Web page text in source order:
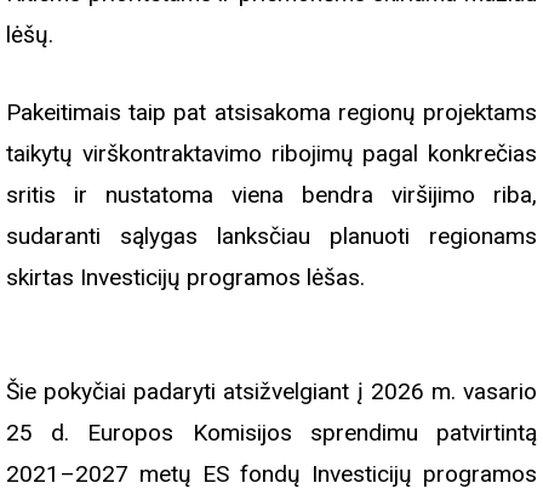
lėšų.
Pakeitimais taip pat atsisakoma regionų projektams
taikytų virškontraktavimo ribojimų pagal konkrečias
sritis ir nustatoma viena bendra viršijimo riba,
sudaranti sąlygas lanksčiau planuoti regionams
skirtas Investicijų programos lėšas.
Šie pokyčiai padaryti atsižvelgiant į 2026 m. vasario
25 d. Europos Komisijos sprendimu patvirtintą
2021–2027 metų ES fondų Investicijų programos